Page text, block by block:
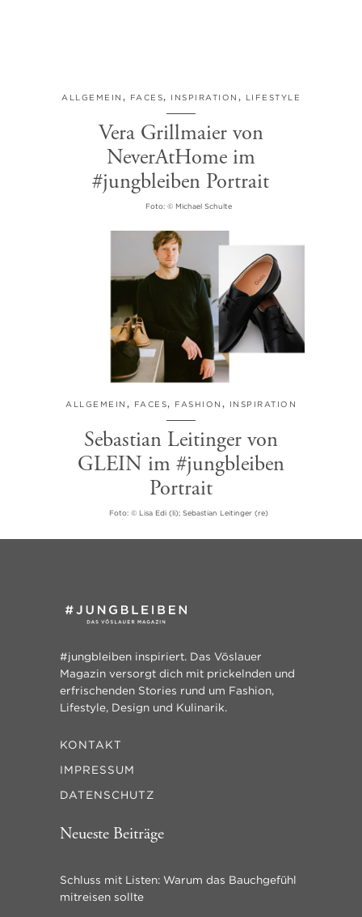
ALLGEMEIN , FACES, INSPIRATION , LIFESTYLE
Vera Grillmaier von
NeverAtHome im
#jungbleiben Portrait
Foto: © Michael Schulte
ALLGEMEIN , FACES, FASHION , INSPIRATION
Sebastian Leitinger von
GLEIN im #jungbleiben
Portrait
Foto: © Lisa Edi (li); Sebastian Leitinger (re)
#jungbleiben inspiriert. Das Vöslauer
Magazin versorgt dich mit prickelnden und
erfrischenden Stories rund um Fashion,
Lifestyle, Design und Kulinarik.
KONTAKT
IMPRESSUM
DATENSCHUTZ
Neueste Beiträge
Schluss mit Listen: Warum das Bauchgefühl
mitreisen sollte